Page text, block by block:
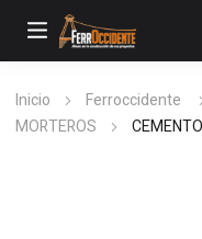
Inicio Ferroccidente
MORTEROS